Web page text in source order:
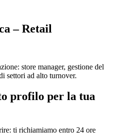
– Retail
store manager, gestione del
settori ad alto turnover.
profilo per la tua
ti richiamiamo entro 24 ore